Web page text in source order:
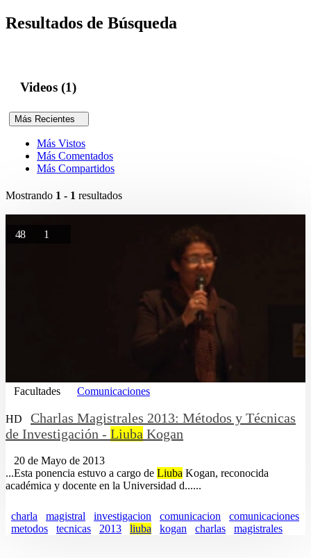
Resultados de Búsqueda
Videos (1)
Más Recientes
Más Vistos
Más Comentados
Más Compartidos
Mostrando 1 - 1 resultados
48 1
Facultades Comunicaciones
HD
Charlas Magistrales 2013: Métodos y Técnicas
de Investigación - Liuba Kogan
20 de Mayo de 2013
...Esta ponencia estuvo a cargo de Liuba Kogan, reconocida
académica y docente en la Universidad d......
charla magistral investigacion comunicacion
comunicaciones
metodos
tecnicas 2013 liuba kogan charlas magistrales